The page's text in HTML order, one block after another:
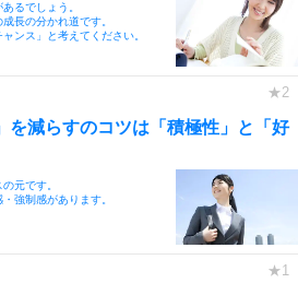
るでしょう。
長の分かれ道です。
ンス」と考えてください。
を減らすのコツは「積極性」と「好
元です。
強制感があります。